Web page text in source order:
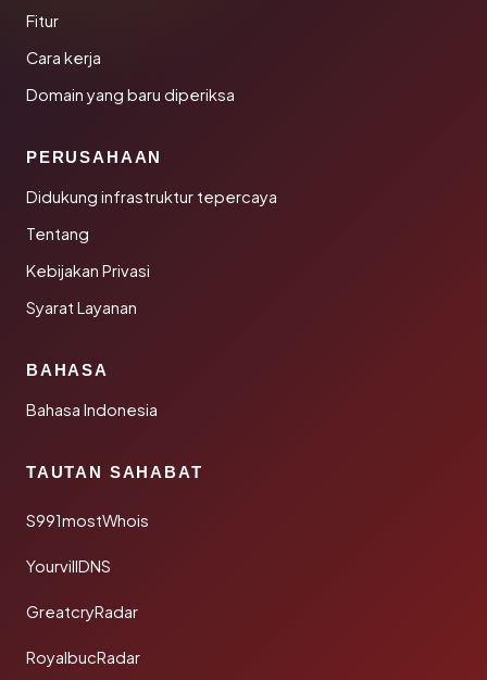
Fitur
Cara kerja
Domain yang baru diperiksa
PERUSAHAAN
Didukung infrastruktur tepercaya
Tentang
Kebijakan Privasi
Syarat Layanan
BAHASA
Bahasa Indonesia
TAUTAN SAHABAT
S991mostWhois
YourvillDNS
GreatcryRadar
RoyalbucRadar